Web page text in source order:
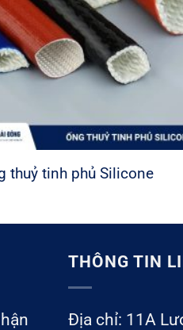
thuỷ tinh phủ Silicone
THÔNG TIN
Địa chỉ: 11A